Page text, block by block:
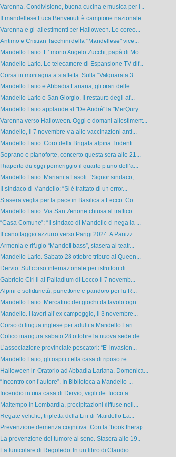
Varenna. Condivisione, buona cucina e musica per l...
Il mandellese Luca Benvenuti è campione nazionale ...
Varenna e gli allestimenti per Halloween. Le coreo...
Antimo e Cristian Tacchini della "Mandellese" vice...
Mandello Lario. E’ morto Angelo Zucchi, papà di Mo...
Mandello Lario. Le telecamere di Espansione TV dif...
Corsa in montagna a staffetta. Sulla “Valquarata 3...
Mandello Lario e Abbadia Lariana, gli orari delle ...
Mandello Lario e San Giorgio. Il restauro degli af...
Mandello Lario applaude al "De André" la "MerQury ...
Varenna verso Halloween. Oggi e domani allestiment...
Mandello, il 7 novembre via alle vaccinazioni anti...
Mandello Lario. Coro della Brigata alpina Tridenti...
Soprano e pianoforte, concerto questa sera alle 21...
Riaperto da oggi pomeriggio il quarto piano dell’a...
Mandello Lario. Mariani a Fasoli: “Signor sindaco,...
Il sindaco di Mandello: “Si è trattato di un error...
Stasera veglia per la pace in Basilica a Lecco. Co...
Mandello Lario. Via San Zenone chiusa al traffico ...
“Casa Comune”: “Il sindaco di Mandello ci nega la ...
Il canottaggio azzurro verso Parigi 2024. A Panizz...
Armenia e rifugio “Mandell bass”, stasera al teatr...
Mandello Lario. Sabato 28 ottobre tributo ai Queen...
Dervio. Sul corso internazionale per istruttori di...
Gabriele Cirilli al Palladium di Lecco il 7 novemb...
Alpini e solidarietà, panettone e pandoro per la R...
Mandello Lario. Mercatino dei giochi da tavolo ogn...
Mandello. I lavori all’ex campeggio, il 3 novembre...
Corso di lingua inglese per adulti a Mandello Lari...
Colico inaugura sabato 28 ottobre la nuova sede de...
L’associazione provinciale pescatori: “E’ invasion...
Mandello Lario, gli ospiti della casa di riposo re...
Halloween in Oratorio ad Abbadia Lariana. Domenica...
“Incontro con l’autore”. In Biblioteca a Mandello ...
Incendio in una casa di Dervio, vigili del fuoco a...
Maltempo in Lombardia, precipitazioni diffuse nell...
Regate veliche, tripletta della Lni di Mandello La...
Prevenzione demenza cognitiva. Con la “book therap...
La prevenzione del tumore al seno. Stasera alle 19...
La funicolare di Regoledo. In un libro di Claudio ...